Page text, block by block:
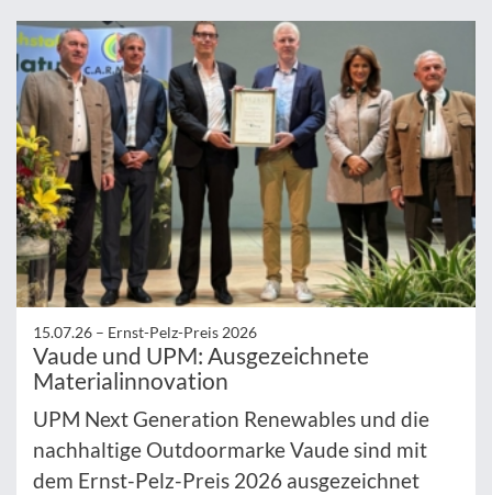
15.07.26 – Ernst-Pelz-Preis 2026
Vaude und UPM: Ausgezeichnete
Materialinnovation
UPM Next Generation Renewables und die
nachhaltige Outdoormarke Vaude sind mit
dem Ernst-Pelz-Preis 2026 ausgezeichnet